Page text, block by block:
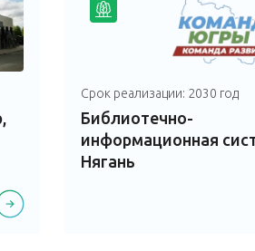
Срок реализации: 2030 год
Библиотечно-
информационная
Нягань